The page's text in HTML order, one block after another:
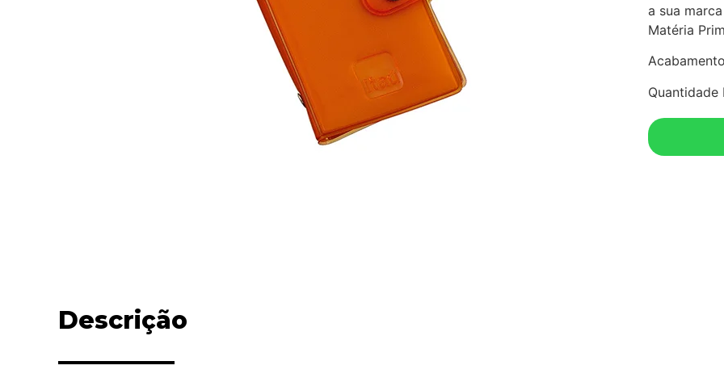
a sua
Matéria
Quantidade
Descrição